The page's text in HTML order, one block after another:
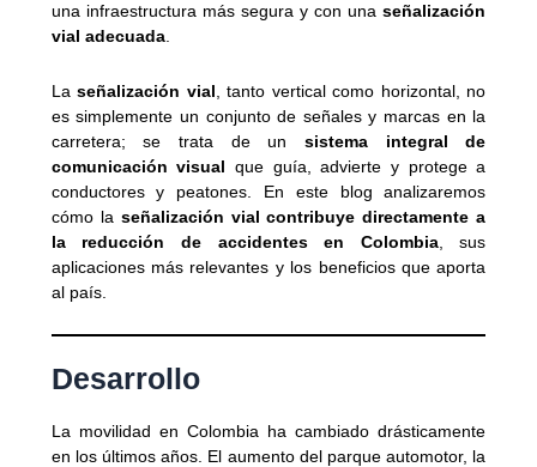
una infraestructura más segura y con unaseñalización
vial adecuada.
Laseñalización vial , tanto vertical como horizontal, no
es simplemente un conjunto de señales y marcas en la
carretera; se trata de unsistema integral de
comunicación visual que guía, advierte y protege a
conductores y peatones. En este blog analizaremos
cómo la señalización vial contribuye directamente a
la reducción de accidentes en Colombia, sus
aplicaciones más relevantes y los beneficios que aporta
al país.
Desarrollo
La movilidad en Colombia ha cambiado drásticamente
en los últimos años. El aumento del parque automotor, la